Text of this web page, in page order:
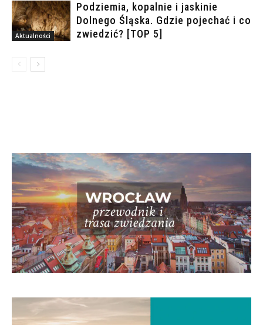
Aktualności
Podziemia, kopalnie i jaskinie
Dolnego Śląska. Gdzie pojechać i co
zwiedzić? [TOP 5]